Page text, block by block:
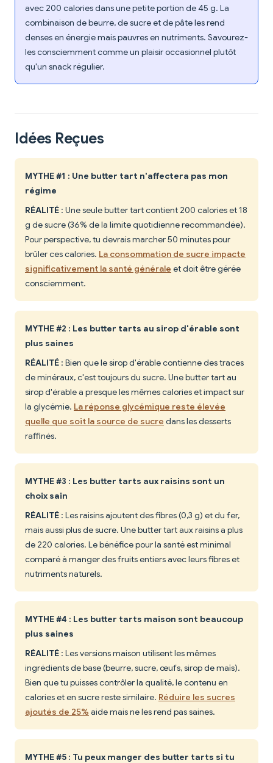
avec 200 calories dans une petite portion de 45 g. La
combinaison de beurre, de sucre et de pâte les rend
denses en énergie mais pauvres en nutriments. Savourez-
les consciemment comme un plaisir occasionnel plutôt
qu'un snack régulier.
Idées Reçues
MYTHE #1 : Une butter tart n'affectera pas mon
régime
RÉALITÉ : Une seule butter tart contient 200 calories et 18
g de sucre (36% de la limite quotidienne recommandée).
Pour perspective, tu devrais marcher 50 minutes pour
brûler ces calories. La consommation de sucre impacte
significativement la santé générale et doit être gérée
consciemment.
MYTHE #2 : Les butter tarts au sirop d'érable sont
plus saines
RÉALITÉ : Bien que le sirop d'érable contienne des traces
de minéraux, c'est toujours du sucre. Une butter tart au
sirop d'érable a presque les mêmes calories et impact sur
la glycémie. La réponse glycémique reste élevée
quelle que soit la source de sucre dans les desserts
raffinés.
MYTHE #3 : Les butter tarts aux raisins sont un
choix sain
RÉALITÉ : Les raisins ajoutent des fibres (0,3 g) et du fer,
mais aussi plus de sucre. Une butter tart aux raisins a plus
de 220 calories. Le bénéfice pour la santé est minimal
comparé à manger des fruits entiers avec leurs fibres et
nutriments naturels.
MYTHE #4 : Les butter tarts maison sont beaucoup
plus saines
RÉALITÉ : Les versions maison utilisent les mêmes
ingrédients de base (beurre, sucre, œufs, sirop de maïs).
Bien que tu puisses contrôler la qualité, le contenu en
calories et en sucre reste similaire. Réduire les sucres
ajoutés de 25% aide mais ne les rend pas saines.
MYTHE #5 : Tu peux manger des butter tarts si tu